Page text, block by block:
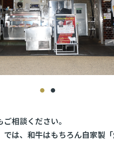
相談ください。
は、和牛はもちろん自家製